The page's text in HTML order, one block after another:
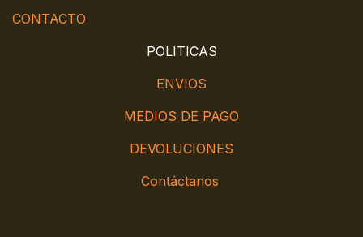
CONTACTO
POLITICAS
ENVIOS
MEDIOS DE PAGO
DEVOLUCIONES
Contáctanos